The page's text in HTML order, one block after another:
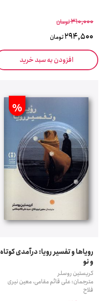
310,000تومان
294,500تومان
افزودن به سبد خرید
%
رویاها و تفسیر رویا: درآمدی کوتاه
و نو
کریستین روسلر
مترجمان: علی قائم مقامی، معین نیری
فلاح